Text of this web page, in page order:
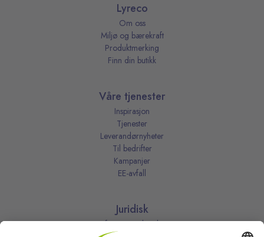
Lyreco
Om oss
Miljø og bærekraft
Produktmerking
Finn din butikk
Våre tjenester
Inspirasjon
Tjenester
Leverandørnyheter
Til bedrifter
Kampanjer
EE-avfall
Juridisk
Informasjonskapsler